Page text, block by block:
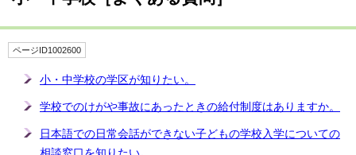
ページID1002600
小・中学校の学区が知りたい。
学校でのけがや事故にあったときの給付制度はありますか。
日本語での日常会話ができない子どもの学校入学についての